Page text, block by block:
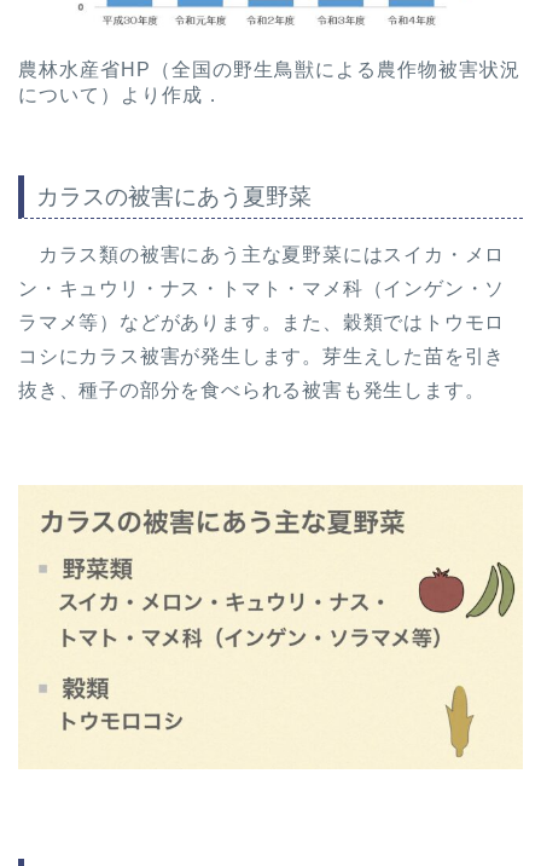
農林水産省HP（全国の野生鳥獣による農作物被害状況
について）より作成．
カラスの被害にあう夏野菜
カラス類の被害にあう主な夏野菜にはスイカ・メロ
ン・キュウリ・ナス・トマト・マメ科（インゲン・ソ
ラマメ等）などがあります。また、穀類ではトウモロ
コシにカラス被害が発生します。芽生えした苗を引き
抜き、種子の部分を食べられる被害も発生します。